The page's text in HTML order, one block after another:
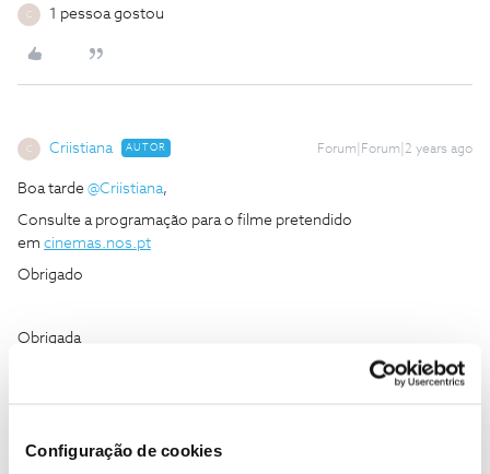
Configuração de cookies
C 1 pessoa gostou
C Criistiana AUTOR Forum|Forum|2 years ago
Boa tarde @Criistiana,
Consulte a programação para o filme pretendido
em cinemas.nos.pt
Obrigado
Obrigada